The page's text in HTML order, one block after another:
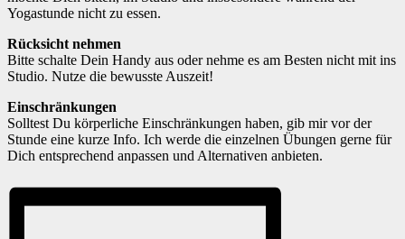
Yogastunde nicht zu essen.
Rücksicht nehmen
Bitte schalte Dein Handy aus oder nehme es am Besten nicht mit ins
Studio. Nutze die bewusste Auszeit!
Einschränkungen
Solltest Du körperliche Einschränkungen haben, gib mir vor der
Stunde eine kurze Info. Ich werde die einzelnen Übungen gerne für
Dich entsprechend anpassen und Alternativen anbieten.